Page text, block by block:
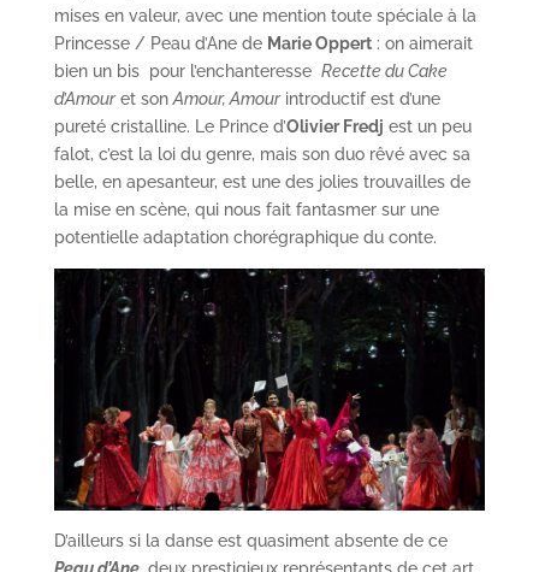
mises en valeur, avec une mention toute spéciale à la
Princesse / Peau d’Ane de Marie Oppert: on aimerait
bien un bis pour l’enchanteresse Recette du Cake
d’Amouret sonAmour, Amourintroductif est d’une
pureté cristalline. Le Prince d’Olivier Fredj est un peu
falot, c’est la loi du genre, mais son duo rêvé avec sa
belle, en apesanteur, est une des jolies trouvailles de
la mise en scène, qui nous fait fantasmer sur une
potentielle adaptation chorégraphique du conte.
D’ailleurs si la danse est quasiment absente de ce